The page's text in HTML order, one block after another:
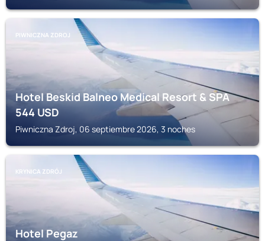
PIWNICZNA ZDROJ
Hotel Beskid Balneo Medical Resort & SPA
544USD
Piwniczna Zdroj, 06 septiembre 2026, 3 noches
KRYNICA ZDRÓJ
Hotel Pegaz